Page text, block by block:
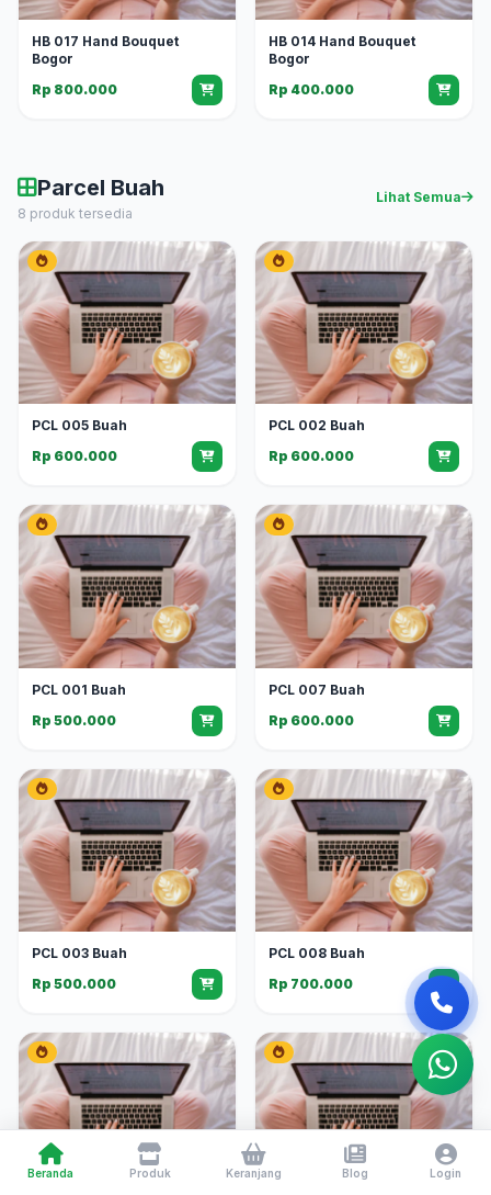
HB 017 Hand Bouquet
Bogor
Rp 800.000
HB 014 Hand Bouquet
Bogor
Rp 400.000
Parcel Buah
8 produk tersedia
Lihat Semua
PCL 005 Buah
Rp 600.000
PCL 002 Buah
Rp 600.000
PCL 001 Buah
Rp 500.000
PCL 007 Buah
Rp 600.000
PCL 003 Buah
Rp 500.000
PCL 008 Buah
Rp 700.000
Beranda Produk Keranjang Blog Login